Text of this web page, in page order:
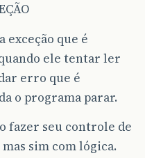
exceção que é
ele tentar ler
erro que é
o programa parar.
fazer seu controle de
sim com lógica.